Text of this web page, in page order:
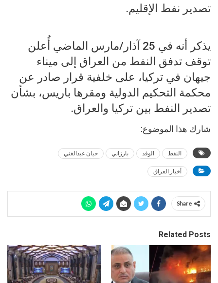
تصدير نفط الإقليم.
يذكر أنه في 25 آذار/مارس الماضي أُعلن
توقف تدفق النفط من العراق إلى ميناء
جيهان في تركيا، على خلفية قرار صادر عن
محكمة التحكيم الدولية ومقرها باريس، بشأن
تصدير النفط بين تركيا والعراق.
شارك هذا الموضوع:
النفط الوفد بارزاني حيان عبدالغني
أخبار العراق
Share
Related Posts